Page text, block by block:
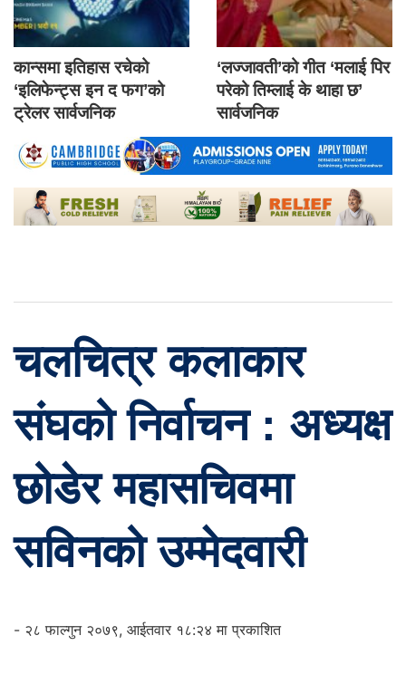
कान्समा इतिहास रचेको
‘इलिफेन्ट्स इन द फग’को
ट्रेलर सार्वजनिक
‘लज्जावती’को गीत ‘मलाई पिर
परेको तिम्लाई के थाहा छ’
सार्वजनिक
चलचित्र कलाकार
संघको निर्वाचन : अध्यक्ष
छोडेर महासचिवमा
सविनको उम्मेदवारी
- २८ फाल्गुन २०७९, आईतवार १८:२४ मा प्रकाशित